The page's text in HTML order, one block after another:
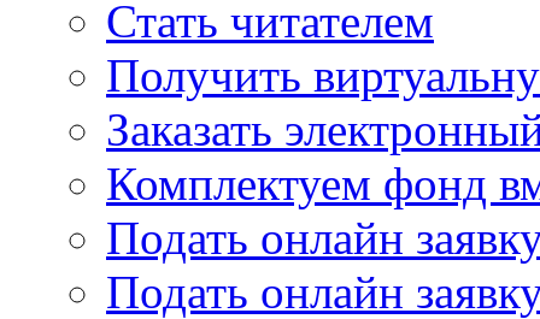
Стать читателем
Получить
Заказать
Комплектуем фонд
Подать онлайн
Подать онлайн